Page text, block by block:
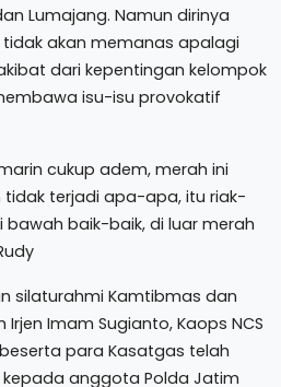
Lumajang. Namun dirinya
akan memanas apalagi
dari kepentingan kelompok
isu-isu provokatif
cukup adem, merah ini
terjadi apa-apa, itu riak-
bawah baik-baik, di luar merah
silaturahmi Kamtibmas dan
Imam Sugianto, Kaops NCS
beserta para Kasatgas telah
anggota Polda Jatim